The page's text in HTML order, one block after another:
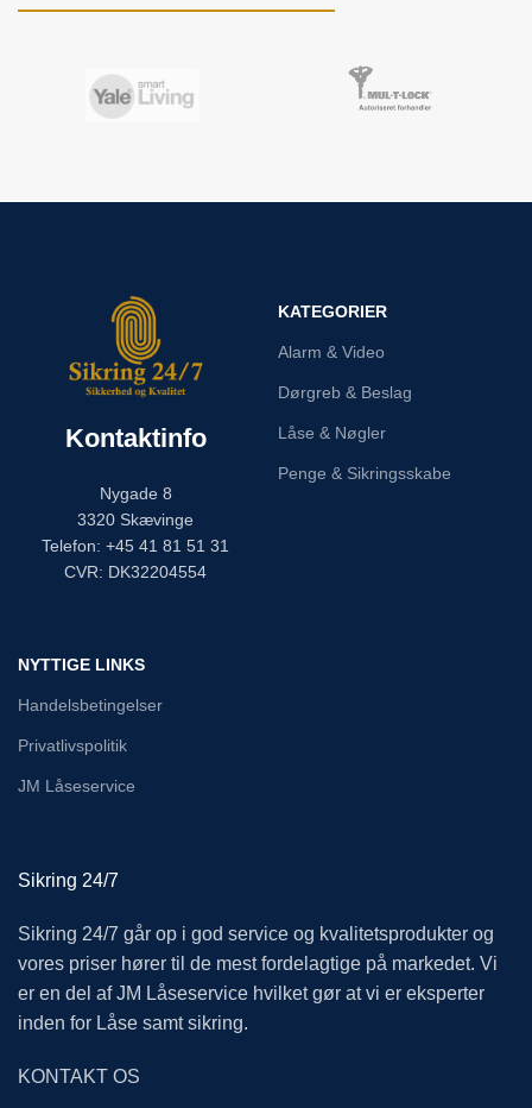
Kontaktinfo
Nygade 8
3320 Skævinge
Telefon: +45 41 81 51 31
CVR: DK32204554
KATEGORIER
Alarm & Video
Dørgreb & Beslag
Låse & Nøgler
Penge & Sikringsskabe
NYTTIGE LINKS
Handelsbetingelser
Privatlivspolitik
JM Låseservice
Sikring 24/7
Sikring 24/7 går op i god service og kvalitetsprodukter og
vores priser hører til de mest fordelagtige på markedet. Vi
er en del af JM Låseservice hvilket gør at vi er eksperter
inden for Låse samt sikring.
KONTAKT OS